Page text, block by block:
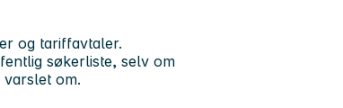
og tariffavtaler.
søkerliste, selv om
om.